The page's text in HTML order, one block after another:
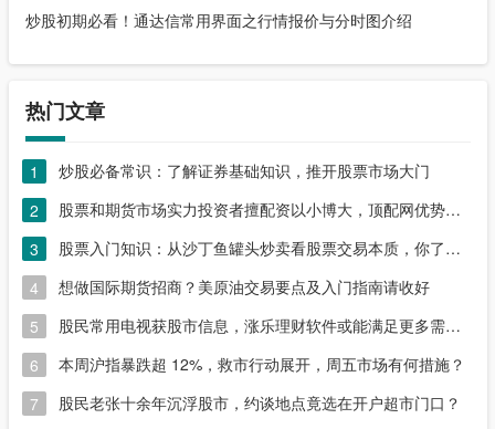
炒股初期必看！通达信常用界面之行情报价与分时图介绍
热门文章
1
炒股必备常识：了解证券基础知识，推开股票市场大门
2
股票和期货市场实力投资者擅配资以小博大，顶配网优势尽显
3
股票入门知识：从沙丁鱼罐头炒卖看股票交易本质，你了解吗？
4
想做国际期货招商？美原油交易要点及入门指南请收好
5
股民常用电视获股市信息，涨乐理财软件或能满足更多需求？
6
本周沪指暴跌超 12%，救市行动展开，周五市场有何措施？
7
股民老张十余年沉浮股市，约谈地点竟选在开户超市门口？